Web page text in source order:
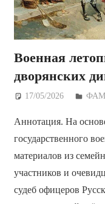
Военная
дворянских
17/05/2026
Аннотация. На
государственного
материалов из
участников и
судеб офицеров